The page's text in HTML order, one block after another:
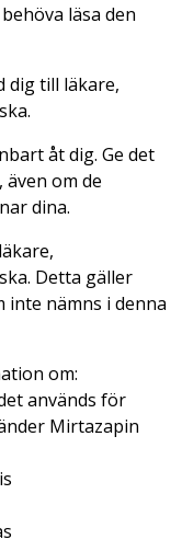
läsa den
dig till läkare,
åt dig. Ge det
även om de
dina.
Detta gäller
inte nämns i denna
om:
används för
Mirtazapin